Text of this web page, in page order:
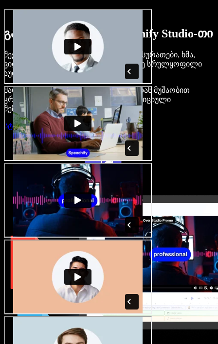
გაიგე, რას შეძლებ Speechify Studio-თი
შექმენი გახმოვანება, დაამატე უფასო სურათები, ხმა,
ვიდეო, დააკლონირე შენი ხმა — ააწყე სრულყოფილი
აუდიო-ვიდეო პროექტები.
მარტივი ინტერფეისით და ბრაუზერიდან მუშაობით
კრეატორები თავისუფლდებიან ტრადიციული
შეზღუდვებისგან.
სტუდიის გახსნა